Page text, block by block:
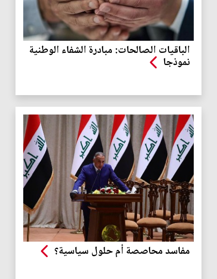
الباقيات الصالحات: مبادرة الشفاء الوطنية
نموذجا
مفاسد محاصصة أم حلول سياسية؟